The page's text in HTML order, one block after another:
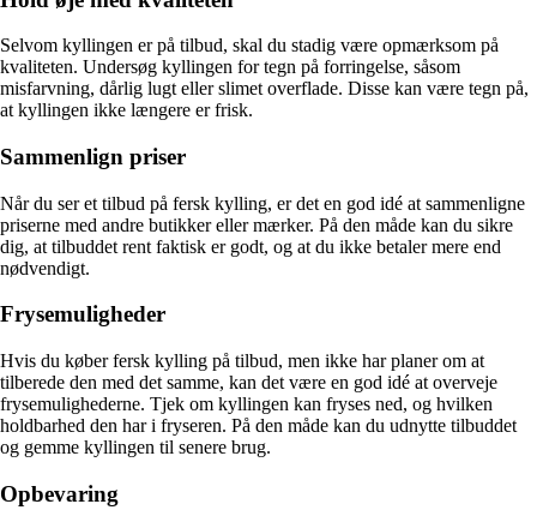
Selvom kyllingen er på tilbud, skal du stadig være opmærksom på
kvaliteten. Undersøg kyllingen for tegn på forringelse, såsom
misfarvning, dårlig lugt eller slimet overflade. Disse kan være tegn på,
at kyllingen ikke længere er frisk.
Sammenlign priser
Når du ser et tilbud på fersk kylling, er det en god idé at sammenligne
priserne med andre butikker eller mærker. På den måde kan du sikre
dig, at tilbuddet rent faktisk er godt, og at du ikke betaler mere end
nødvendigt.
Frysemuligheder
Hvis du køber fersk kylling på tilbud, men ikke har planer om at
tilberede den med det samme, kan det være en god idé at overveje
frysemulighederne. Tjek om kyllingen kan fryses ned, og hvilken
holdbarhed den har i fryseren. På den måde kan du udnytte tilbuddet
og gemme kyllingen til senere brug.
Opbevaring